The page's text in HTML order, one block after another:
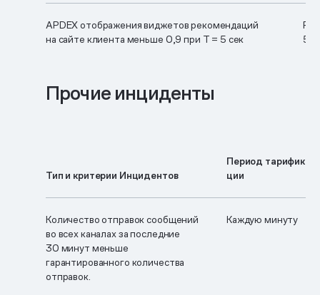
APDEX отображения виджетов рекомендаций
на сайте клиента меньше 0,9 при Т = 5 сек
5
Прочие инциденты
Тип и критерии Инцидентов
Период тарифика­
ции
Количество отправок сообщений
во всех каналах за последние
30 минут меньше
гарантированного количества
отправок.
Каждую минуту